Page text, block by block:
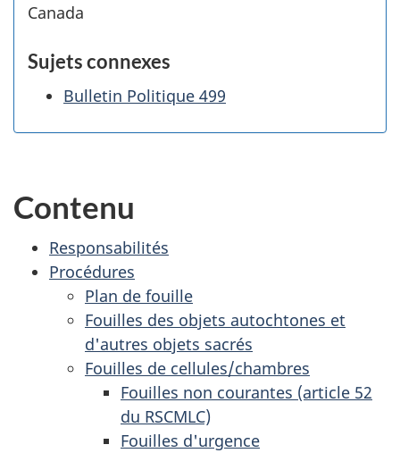
Canada
Sujets connexes
Bulletin Politique 499
Contenu
Responsabilités
Procédures
Plan de fouille
Fouilles des objets autochtones et
d'autres objets sacrés
Fouilles de cellules/chambres
Fouilles non courantes (article 52
du RSCMLC)
Fouilles d'urgence